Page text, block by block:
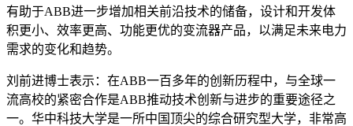
有助于ABB进一步增加相关前沿技术的储备，设计和开发体
积更小、效率更高、功能更优的变流器产品，以满足未来电力
需求的变化和趋势。
刘前进博士表示：在ABB一百多年的创新历程中，与全球一
流高校的紧密合作是ABB推动技术创新与进步的重要途径之
一。华中科技大学是一所中国顶尖的综合研究型大学，非常高